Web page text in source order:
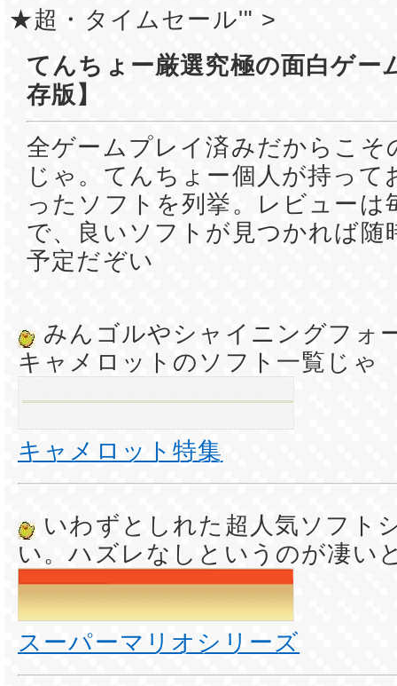
★超・タイムセール'" >
てんちょー厳選究極の面白ゲー
存版】
全ゲームプレイ済みだからこそ
じゃ。てんちょー個人が持って
ったソフトを列挙。レビューは
で、良いソフトが見つかれば随
予定だぞい
みんゴルやシャイニングフォ
キャメロットのソフト一覧じゃ
キャメロット特集
いわずとしれた超人気ソフト
い。ハズレなしというのが凄い
スーパーマリオシリーズ